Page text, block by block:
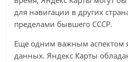
для навигации в других
пределами бывшего СССР.
Еще одним важным аспектом
данных. Яндекс Карты